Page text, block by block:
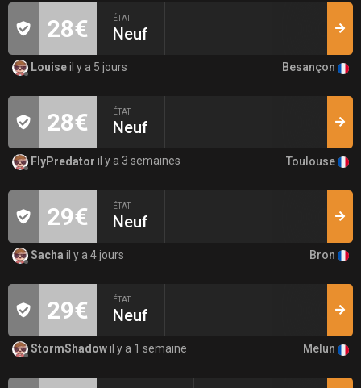
28€ ÉTAT
Neuf
Louiseil y a 5 jours Besançon
28€ ÉTAT
Neuf
FlyPredator il y a 3 semaines Toulouse
29€ ÉTAT
Neuf
Sacha il y a 4 jours Bron
29€ ÉTAT
Neuf
StormShadowil y a 1 semaine Melun